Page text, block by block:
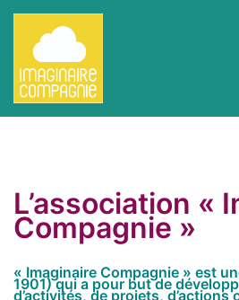
Aller
contenu
L’association «
Compagnie »
« Imaginaire Compagnie » est
1901) qui a pour but de
d’activités, de projets, d’actions